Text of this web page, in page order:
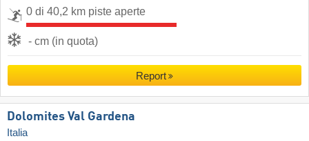
0 di 40,2 km piste aperte
- cm (in quota)
Report
Dolomites Val Gardena
Italia